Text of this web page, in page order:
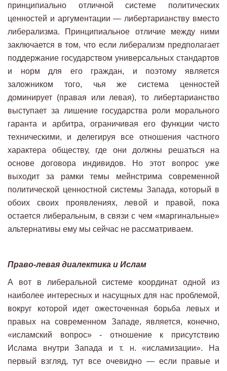
принципиально отличной системе политических
ценностей и аргументации — либертарианству вместо
либерализма. Принципиальное отличие между ними
заключается в том, что если либерализм предполагает
поддержание государством универсальных стандартов
и норм для его граждан, и поэтому является
заложником того, чья же система ценностей
доминирует (правая или левая), то либертарианство
выступает за лишение государства роли морального
гаранта и арбитра, ограничивая его функции чисто
техническими, и делегируя все отношения частного
характера обществу, где они должны решаться на
основе договора индивидов. Но этот вопрос уже
выходит за рамки темы мейнстрима современной
политической ценностной системы Запада, который в
обоих своих проявлениях, левой и правой, пока
остается либеральным, в связи с чем «маргинальные»
альтернативы ему мы сейчас не рассматриваем.
Право-левая диалектика и Ислам
А вот в либеральной системе координат одной из
наиболее интересных и насущных для нас проблемой,
вокруг которой идет ожесточенная борьба левых и
правых на современном Западе, является, конечно,
«исламский вопрос» - отношение к присутствию
Ислама внутри Запада и т. н. «исламизации». На
первый взгляд, тут все очевидно — если правые и